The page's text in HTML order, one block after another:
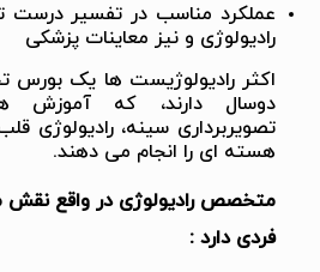
عملکرد مناسب در تفسیر درست
رادیولوژی و نیز معاینات پزشکی
اکثر رادیولوژیست ها یک
دوسال دارند، که
تصویربرداری سینه، رادیولوژی
هسته ای را انجام می دهند.
متخصص رادیولوژی در واقع نقش
فردی دارد :